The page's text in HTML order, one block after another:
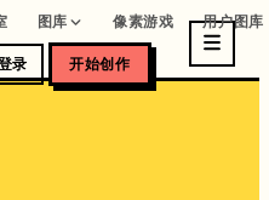
图库 像素游戏 用户图库
录 开始创作